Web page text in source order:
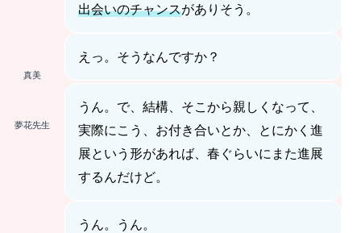
出会いのチャンスがありそう。
真美
えっ。そうなんですか？
夢花先生
うん。で、結構、そこから親しくなって、
実際にこう、お付き合いとか、とにかく進
展という形があれば、春ぐらいにまた進展
するんだけど。
うん。うん。